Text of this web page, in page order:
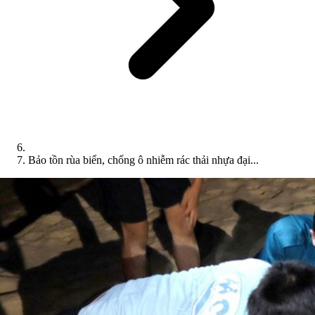
Bảo tồn rùa biển, chống ô nhiễm rác thải nhựa đại...